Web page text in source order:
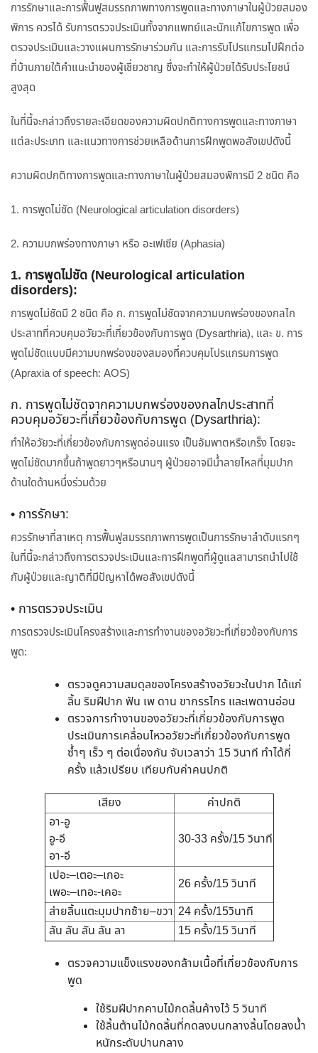
การรักษาและการฟื้นฟูสมรรถภาพทางการพูดและทางภาษาในผู้ป่วยสมอง
พิการ ควรได้ รับการตรวจประเมินทั้งจากแพทย์และนักแก้ไขการพูด เพื่อ
ตรวจประเมินและวางแผนการรักษาร่วมกัน และการรับโปรแกรมไปฝึกต่อ
ที่บ้านภายใต้คำแนะนำของผู้เชี่ยวชาญ ซึ่งจะทำให้ผู้ป่วยได้รับประโยชน์
สูงสุด
ในที่นี้จะกล่าวถึงรายละเอียดของความผิดปกติทางการพูดและทางภาษา
แต่ละประเภท และแนวทางการช่วยเหลือด้านการฝึกพูดพอสังเขปดังนี้
ความผิดปกติทางการพูดและทางภาษาในผู้ป่วยสมองพิการมี 2 ชนิด คือ
1. การพูดไม่ชัด (Neurological articulation disorders)
2. ความบกพร่องทางภาษา หรือ อะเฟเซีย (Aphasia)
1. การพูดไม่ชัด (Neurological articulation
disorders):
การพูดไม่ชัดมี 2 ชนิด คือ ก. การพูดไม่ชัดจากความบกพร่องของกลไก
ประสาทที่ควบคุมอวัยวะที่เกี่ยวข้องกับการพูด (Dysarthria), และ ข. การ
พูดไม่ชัดแบบมีความบกพร่องของสมองที่ควบคุมโปรแกรมการพูด
(Apraxia of speech: AOS)
ก. การพูดไม่ชัดจากความบกพร่องของกลไกประสาทที่
ควบคุมอวัยวะที่เกี่ยวข้องกับการพูด (Dysarthria):
ทำให้อวัยวะที่เกี่ยวข้องกับการพูดอ่อนแรง เป็นอัมพาตหรือเกร็ง โดยจะ
พูดไม่ชัดมากขึ้นถ้าพูดยาวๆหรือนานๆ ผู้ป่วยอาจมีน้ำลายไหลที่มุมปาก
ด้านใดด้านหนึ่งร่วมด้วย
• การรักษา:
ควรรักษาที่สาเหตุ การฟื้นฟูสมรรถภาพการพูดเป็นการรักษาลำดับแรกๆ
ในที่นี้จะกล่าวถึงการตรวจประเมินและการฝึกพูดที่ผู้ดูแลสามารถนำไปใช้
กับผู้ป่วยและญาติที่มีปัญหาได้พอสังเขปดังนี้
• การตรวจประเมิน
การตรวจประเมินโครงสร้างและการทำงานของอวัยวะที่เกี่ยวข้องกับการ
พูด:
ตรวจดูความสมดุลของโครงสร้างอวัยวะในปาก ได้แก่
ลิ้น ริมฝีปาก ฟัน เพ ดาน ขากรรไกร และเพดานอ่อน
ตรวจการทำงานของอวัยวะที่เกี่ยวข้องกับการพูด
ประเมินการเคลื่อนไหวอวัยวะที่เกี่ยวข้องกับการพูด
ซ้ำๆ เร็ว ๆ ต่อเนื่องกัน จับเวลาว่า 15 วินาที ทำได้กี่
ครั้ง แล้วเปรียบ เทียบกับค่าคนปกติ
เสียง
ค่าปกติ
อา-อู
อู-อี
อา-อี
30-33 ครั้ง/15 วินาที
เปอะ–เตอะ–เกอะ
เพอะ–เทอะ-เคอะ
26 ครั้ง/15 วินาที
ส่ายลิ้นแตะมุมปากซ้าย–ขวา 24 ครั้ง/15วินาที
ลัน ลัน ลัน ลัน ลา
15 ครั้ง/15 วินาที
ตรวจความแข็งแรงของกล้ามเนื้อที่เกี่ยวข้องกับการ
พูด
ใช้ริมฝีปากคาบไม้กดลิ้นค้างไว้ 5 วินาที
ใช้ลิ้นต้านไม้กดลิ้นที่กดลงบนกลางลิ้นโดยลงน้ำ
หนักระดับปานกลาง